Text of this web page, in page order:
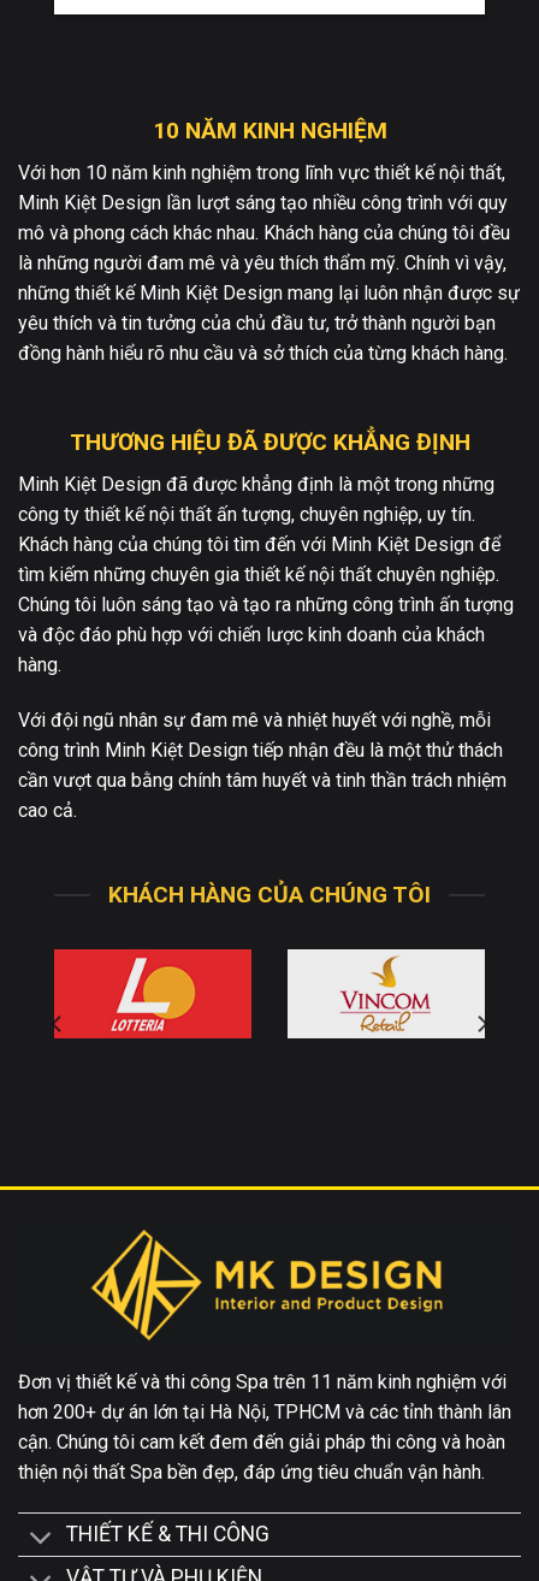
10 NĂM KINH NGHIỆM
Với hơn 10 năm kinh nghiệm trong lĩnh vực thiết kế nội thất,
Minh Kiệt Design lần lượt sáng tạo nhiều công trình với quy
mô và phong cách khác nhau. Khách hàng của chúng tôi đều
là những người đam mê và yêu thích thẩm mỹ. Chính vì vậy,
những thiết kế Minh Kiệt Design mang lại luôn nhận được sự
yêu thích và tin tưởng của chủ đầu tư, trở thành người bạn
đồng hành hiểu rõ nhu cầu và sở thích của từng khách hàng.
THƯƠNG HIỆU ĐÃ ĐƯỢC KHẲNG ĐỊNH
Minh Kiệt Design đã được khẳng định là một trong những
công ty thiết kế nội thất ấn tượng, chuyên nghiệp, uy tín.
Khách hàng của chúng tôi tìm đến với Minh Kiệt Design để
tìm kiếm những chuyên gia thiết kế nội thất chuyên nghiệp.
Chúng tôi luôn sáng tạo và tạo ra những công trình ấn tượng
và độc đáo phù hợp với chiến lược kinh doanh của khách
hàng.
Với đội ngũ nhân sự đam mê và nhiệt huyết với nghề, mỗi
công trình Minh Kiệt Design tiếp nhận đều là một thử thách
cần vượt qua bằng chính tâm huyết và tinh thần trách nhiệm
cao cả.
KHÁCH HÀNG CỦA CHÚNG TÔI
Đơn vị thiết kế và thi công Spa trên 11 năm kinh nghiệm với
hơn 200+ dự án lớn tại Hà Nội, TPHCM và các tỉnh thành lân
cận. Chúng tôi cam kết đem đến giải pháp thi công và hoàn
thiện nội thất Spa bền đẹp, đáp ứng tiêu chuẩn vận hành.
THIẾT KẾ & THI CÔNG